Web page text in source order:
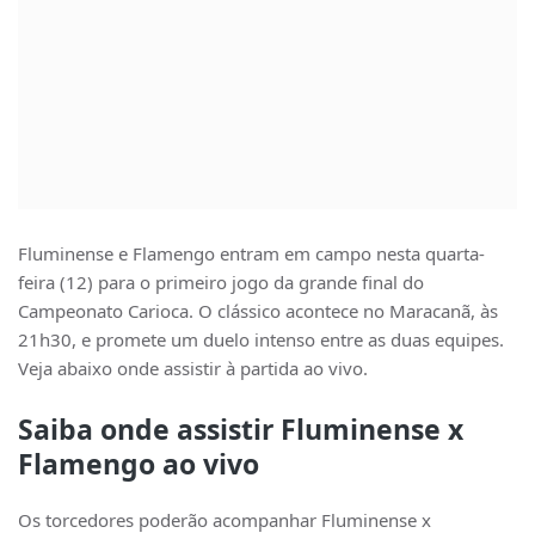
Fluminense e Flamengo entram em campo nesta quarta-
feira (12) para o primeiro jogo da grande final do
Campeonato Carioca. O clássico acontece no Maracanã, às
21h30, e promete um duelo intenso entre as duas equipes.
Veja abaixo onde assistir à partida ao vivo.
Saiba onde assistir Fluminense x
Flamengo ao vivo
Os torcedores poderão acompanhar Fluminense x